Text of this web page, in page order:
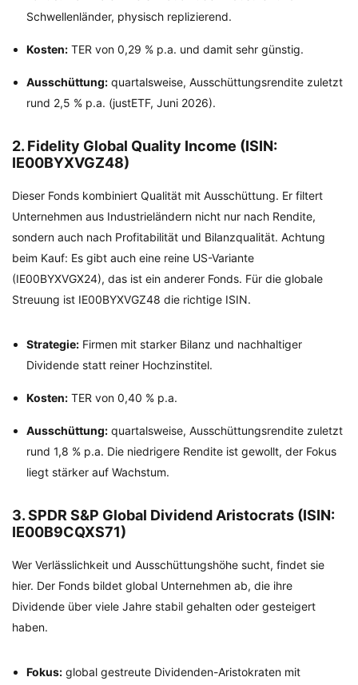
Schwellenländer, physisch replizierend.
Kosten: TER von 0,29 % p.a. und damit sehr günstig.
Ausschüttung: quartalsweise, Ausschüttungsrendite zuletzt
rund 2,5 % p.a. (justETF, Juni 2026).
2. Fidelity Global Quality Income (ISIN:
IE00BYXVGZ48)
Dieser Fonds kombiniert Qualität mit Ausschüttung. Er filtert
Unternehmen aus Industrieländern nicht nur nach Rendite,
sondern auch nach Profitabilität und Bilanzqualität. Achtung
beim Kauf: Es gibt auch eine reine US-Variante
(IE00BYXVGX24), das ist ein anderer Fonds. Für die globale
Streuung ist IE00BYXVGZ48 die richtige ISIN.
Strategie: Firmen mit starker Bilanz und nachhaltiger
Dividende statt reiner Hochzinstitel.
Kosten: TER von 0,40 % p.a.
Ausschüttung: quartalsweise, Ausschüttungsrendite zuletzt
rund 1,8 % p.a. Die niedrigere Rendite ist gewollt, der Fokus
liegt stärker auf Wachstum.
3. SPDR S&P Global Dividend Aristocrats (ISIN:
IE00B9CQXS71)
Wer Verlässlichkeit und Ausschüttungshöhe sucht, findet sie
hier. Der Fonds bildet global Unternehmen ab, die ihre
Dividende über viele Jahre stabil gehalten oder gesteigert
haben.
Fokus: global gestreute Dividenden-Aristokraten mit